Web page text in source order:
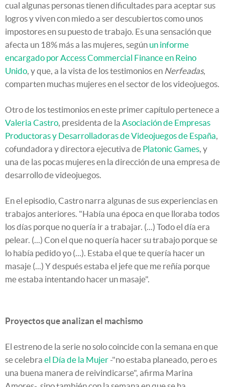
cual algunas personas tienen dificultades para aceptar sus
logros y viven con miedo a ser descubiertos como unos
impostores en su puesto de trabajo. Es una sensación que
afecta un 18% más a las mujeres, según un informe
encargado por Access Commercial Finance en Reino
Unido, y que, a la vista de los testimonios en Nerfeadas,
comparten muchas mujeres en el sector de los videojuegos.
Otro de los testimonios en este primer capítulo pertenece a
Valeria Castro, presidenta de la Asociación de Empresas
Productoras y Desarrolladoras de Videojuegos de España,
cofundadora y directora ejecutiva de Platonic Games, y
una de las pocas mujeres en la dirección de una empresa de
desarrollo de videojuegos.
En el episodio, Castro narra algunas de sus experiencias en
trabajos anteriores. "Había una época en que lloraba todos
los días porque no quería ir a trabajar. (...) Todo el día era
pelear. (...) Con el que no quería hacer su trabajo porque se
lo había pedido yo (...). Estaba el que te quería hacer un
masaje (...) Y después estaba el jefe que me reñía porque
me estaba intentando hacer un masaje".
Proyectos que analizan el machismo
El estreno de la serie no solo coincide con la semana en que
se celebra el Día de la Mujer-"no estaba planeado, pero es
una buena manera de reivindicarse", afirma Marina